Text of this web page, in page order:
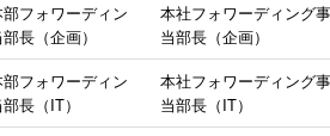
フォワーディン
長（企画）
本社フォワーディング
当部長（企画）
フォワーディン
長（IT）
本社フォワーディング
当部長（IT）